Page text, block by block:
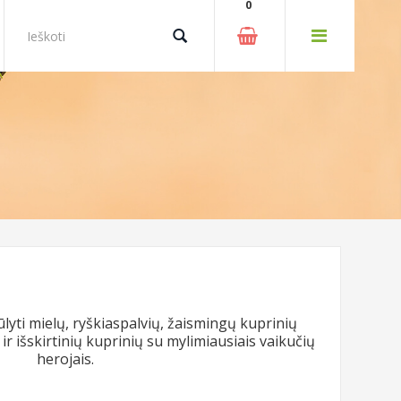
0
mielų, ryškiaspalvių, žaismingų kuprinių
išskirtinių kuprinių su mylimiausiais vaikučių
herojais.